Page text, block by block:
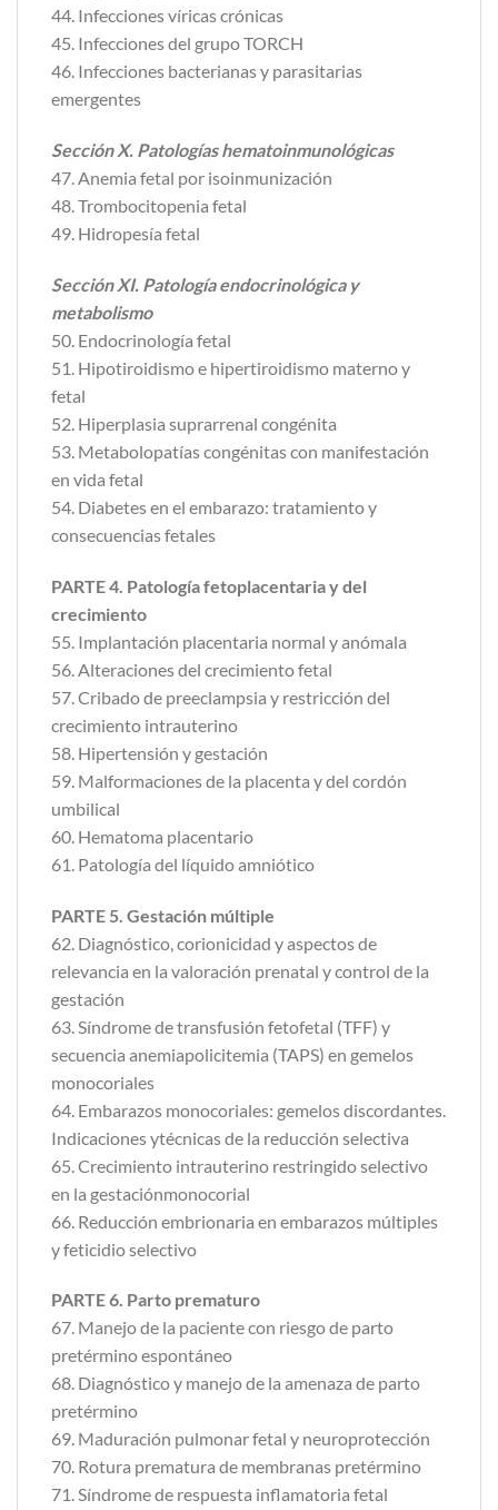
44. Infecciones víricas crónicas
45. Infecciones del grupo TORCH
46. Infecciones bacterianas y parasitarias
emergentes
Sección X. Patologías hematoinmunológicas
47. Anemia fetal por isoinmunización
48. Trombocitopenia fetal
49. Hidropesía fetal
Sección XI. Patología endocrinológica y
metabolismo
50. Endocrinología fetal
51. Hipotiroidismo e hipertiroidismo materno y
fetal
52. Hiperplasia suprarrenal congénita
53. Metabolopatías congénitas con manifestación
en vida fetal
54. Diabetes en el embarazo: tratamiento y
consecuencias fetales
PARTE 4. Patología fetoplacentaria y del
crecimiento
55. Implantación placentaria normal y anómala
56. Alteraciones del crecimiento fetal
57. Cribado de preeclampsia y restricción del
crecimiento intrauterino
58. Hipertensión y gestación
59. Malformaciones de la placenta y del cordón
umbilical
60. Hematoma placentario
61. Patología del líquido amniótico
PARTE 5. Gestación múltiple
62. Diagnóstico, corionicidad y aspectos de
relevancia en la valoración prenatal y control de la
gestación
63. Síndrome de transfusión fetofetal (TFF) y
secuencia anemiapolicitemia (TAPS) en gemelos
monocoriales
64. Embarazos monocoriales: gemelos discordantes.
Indicaciones ytécnicas de la reducción selectiva
65. Crecimiento intrauterino restringido selectivo
en la gestaciónmonocorial
66. Reducción embrionaria en embarazos múltiples
y feticidio selectivo
PARTE 6. Parto prematuro
67. Manejo de la paciente con riesgo de parto
pretérmino espontáneo
68. Diagnóstico y manejo de la amenaza de parto
pretérmino
69. Maduración pulmonar fetal y neuroprotección
70. Rotura prematura de membranas pretérmino
71. Síndrome de respuesta inflamatoria fetal